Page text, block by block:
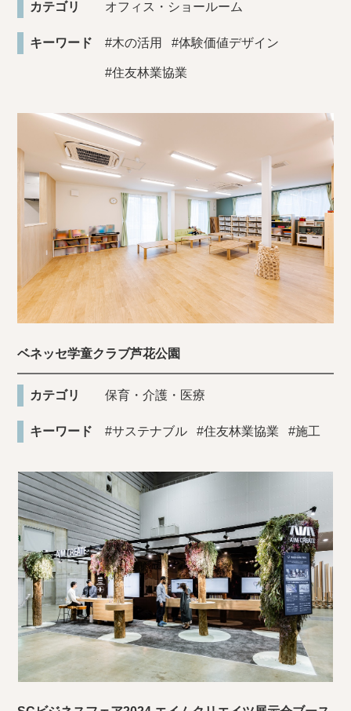
カテゴリ オフィス・ショールーム
キーワード #木の活用 #体験価値デザイン
#住友林業協業
ベネッセ学童クラブ芦花公園
カテゴリ 保育・介護・医療
キーワード #サステナブル #住友林業協業 #施工